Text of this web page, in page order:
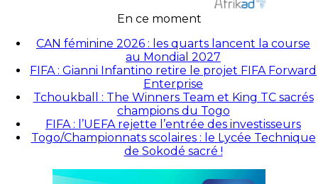
En ce moment
CAN féminine 2026 : les quarts lancent la course
au Mondial 2027
FIFA : Gianni Infantino retire le projet FIFA Forward
Enterprise
Tchoukball : The Winners Team et King TC sacrés
champions du Togo
FIFA : l’UEFA rejette l’entrée des investisseurs
Togo/Championnats scolaires : le Lycée Technique
de Sokodé sacré !